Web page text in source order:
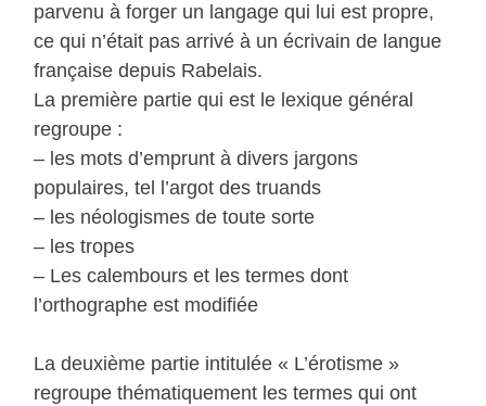
parvenu à forger un langage qui lui est propre,
ce qui n’était pas arrivé à un écrivain de langue
française depuis Rabelais.
La première partie qui est le lexique général
regroupe :
– les mots d’emprunt à divers jargons
populaires, tel l’argot des truands
– les néologismes de toute sorte
– les tropes
– Les calembours et les termes dont
l’orthographe est modifiée
La deuxième partie intitulée « L’érotisme »
regroupe thématiquement les termes qui ont